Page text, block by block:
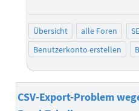
Übersicht alle Foren
Benutzerkonto erstellen
CSV-Export-Problem